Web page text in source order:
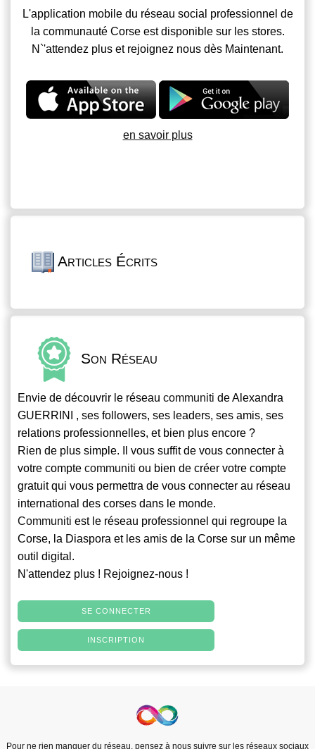
L'application mobile du réseau social professionnel de
la communauté Corse est disponible sur les stores.
N`'attendez plus et rejoignez nous dès Maintenant.
en savoir plus
Articles Écrits
Son Réseau
Envie de découvrir le réseau communiti de Alexandra
GUERRINI , ses followers, ses leaders, ses amis, ses
relations professionnelles, et bien plus encore ?
Rien de plus simple. Il vous suffit de vous connecter à
votre compte communiti ou bien de créer votre compte
gratuit qui vous permettra de vous connecter au réseau
international des corses dans le monde.
Communiti est le réseau professionnel qui regroupe la
Corse, la Diaspora et les amis de la Corse sur un même
outil digital.
N'attendez plus ! Rejoignez-nous !
SE CONNECTER
INSCRIPTION
Pour ne rien manquer du réseau, pensez à nous suivre sur les réseaux sociaux